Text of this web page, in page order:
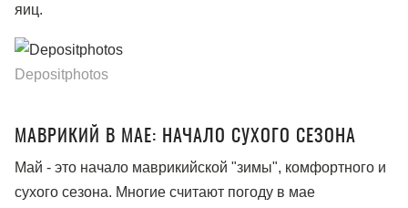
яиц.
Depositphotos
МАВРИКИЙ В МАЕ: НАЧАЛО СУХОГО СЕЗОНА
Май - это начало маврикийской "зимы", комфортного и
сухого сезона. Многие считают погоду в мае